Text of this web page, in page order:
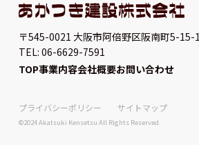
〒545-0021 大阪市阿倍野区阪南町5-15-
TEL: 06-6629-7591
TOP事業内容会社概要お問い合わせ
プライバシーポリシー サイトマップ
©2024 Akatsuki Kensetsu All Rights Reserved.